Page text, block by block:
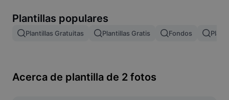
Image merge
Resize Image
Plantillas populares
Plantillas Gratuitas Plantillas Gratis Fondos
Acerca de plantilla de 2 fotos